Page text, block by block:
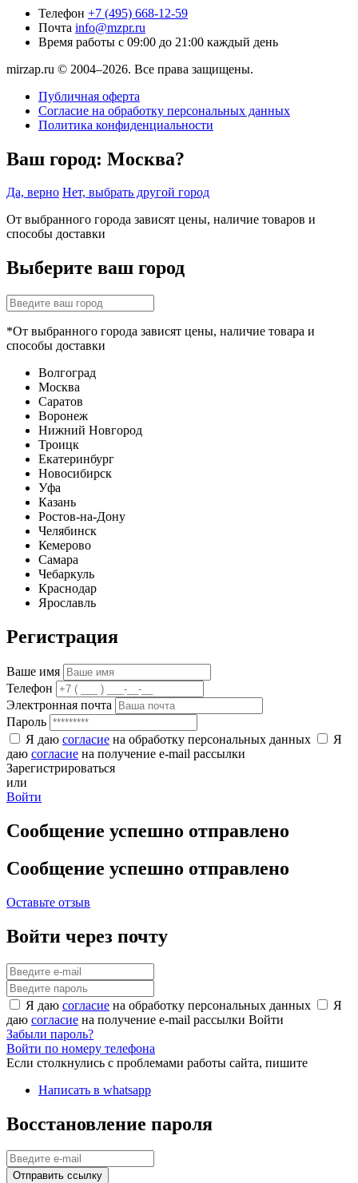
Телефон +7 (495) 668-12-59
Почта info@mzpr.ru
Время работы с 09:00 до 21:00 каждый день
mirzap.ru © 2004–2026. Все права защищены.
Публичная оферта
Согласие на обработку персональных данных
Политика конфиденциальности
Ваш город: Москва?
Да, верно Нет, выбрать другой город
От выбранного города зависят цены, наличие товаров и
способы доставки
Выберите ваш город
*От выбранного города зависят цены, наличие товара и
способы доставки
Волгоград
Москва
Саратов
Воронеж
Нижний Новгород
Троицк
Екатеринбург
Новосибирск
Уфа
Казань
Ростов-на-Дону
Челябинск
Кемерово
Самара
Чебаркуль
Краснодар
Ярославль
Регистрация
Ваше имя
Телефон
Электронная почта
Пароль
Я даю согласие на обработку персональных данных
Я
даю согласие на получение e-mail рассылки
Зарегистрироваться
или
Войти
Сообщение успешно отправлено
Сообщение успешно отправлено
Оставьте отзыв
Войти через почту
Я даю согласие на обработку персональных данных
Я
даю согласие на получение e-mail рассылки Войти
Забыли пароль?
Войти по номеру телефона
Если столкнулись с проблемами работы сайта, пишите
Написать в whatsapp
Восстановление пароля
Отправить ссылку